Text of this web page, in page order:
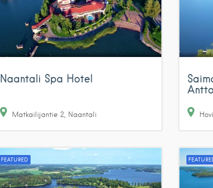
Naantali Spa Hotel
Matkailijantie 2 Naantali
FEATURED